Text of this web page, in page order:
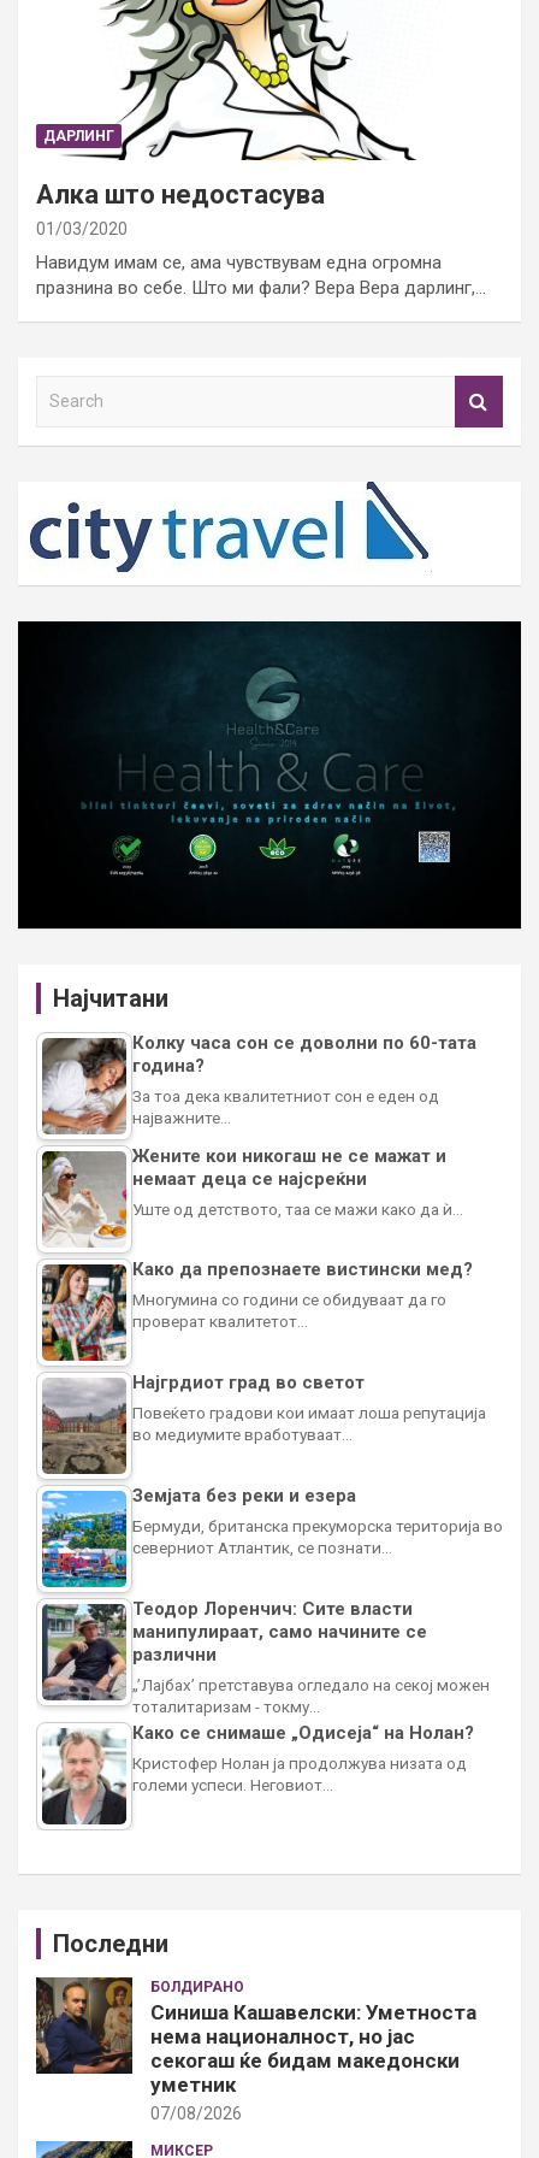
ДАРЛИНГ
Алка што недостасува
01/03/2020
Навидум имам се, ама чувствувам една огромна
празнина во себе. Што ми фали? Вера Вера дарлинг,…
h
Најчитани
Колку часа сон се доволни по 60-тата
година?
За тоа дека квалитетниот сон е еден од
најважните…
Жените кои никогаш не се мажат и
немаат деца се најсреќни
Уште од детството, таа се мажи како да ѝ…
Како да препознаете вистински мед?
Многумина со години се обидуваат да го
проверат квалитетот…
Најгрдиот град во светот
Повеќето градови кои имаат лоша репутација
во медиумите вработуваат…
Земјата без реки и езера
Бермуди, британска прекуморска територија во
северниот Атлантик, се познати…
Теодор Лоренчич: Сите власти
манипулираат, само начините се
различни
„’Лајбах’ претставува огледало на секој можен
тоталитаризам - токму…
Како се снимаше „Одисеја“ на Нолан?
Кристофер Нолан ја продолжува низата од
големи успеси. Неговиот…
Последни
БОЛДИРАНО
Синиша Кашавелски: Уметноста
нема националност, но јас
секогаш ќе бидам македонски
уметник
07/08/2026
МИКСЕР